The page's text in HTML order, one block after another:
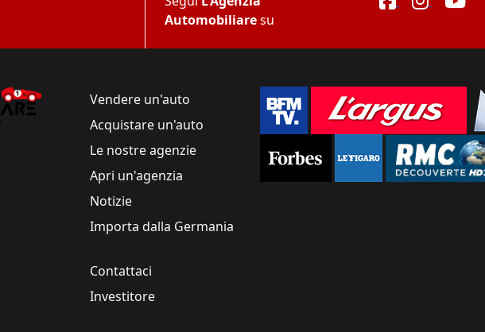
Automobiliaresu
Vendere un'auto
Acquistare un'auto
Le nostre agenzie
Apri un'agenzia
Notizie
Importa dalla Germania
Contattaci
Investitore